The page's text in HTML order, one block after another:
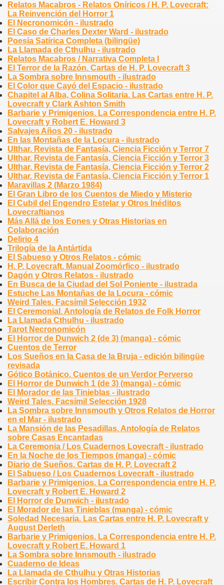
Relatos Macabros - Relatos Oníricos / H. P. Lovecraft:
La Reinvención del Horror 1
El Necronomicón - ilustrado
El Caso de Charles Dexter Ward - ilustrado
Poesía Satírica Completa (bilingüe)
La Llamada de Cthulhu - ilustrado
Relatos Macabros / Narrativa Completa I
El Terror de la Razón. Cartas de H. P. Lovecraft 3
La Sombra sobre Innsmouth - ilustrado
El Color que Cayó del Espacio - ilustrado
Chapitel al Alba, Colina Solitaria. Las Cartas entre H. P.
Lovecraft y Clark Ashton Smith
Barbarie y Primigenios. La Correspondencia entre H. P.
Lovecraft y Robert E. Howard 3
Salvajes Años 20 - ilustrado
En las Montañas de la Locura - ilustrado
Ulthar. Revista de Fantasía, Ciencia Ficción y Terror 7
Ulthar. Revista de Fantasía, Ciencia Ficción y Terror 3
Ulthar. Revista de Fantasía, Ciencia Ficción y Terror 2
Ulthar. Revista de Fantasía, Ciencia Ficción y Terror 1
Maravillas 2 (Marzo 1984)
El Gran Libro de los Cuentos de Miedo y Misterio
El Cubil del Engendro Estelar y Otros Inéditos
Lovecraftianos
Más Allá de los Eones y Otras Historias en
Colaboración
Delirio 4
Trilogía de la Antártida
El Sabueso y Otros Relatos - cómic
H. P. Lovecraft. Manual Zoomórfico - ilustrado
Dagón y Otros Relatos - ilustrado
En Busca de la Ciudad del Sol Poniente - ilustrada
Estuche Las Montañas de la Locura - cómic
Weird Tales. Facsímil Selección 1932
El Ceremonial. Antología de Relatos de Folk Horror
La Llamada Cthulhu - ilustrado
Tarot Necronomicón
El Horror de Dunwich 2 (de 3) (manga) - cómic
Cuentos de Terror
Los Sueños en la Casa de la Bruja - edición bilingüe
revisada
Gótico Botánico. Cuentos de un Verdor Perverso
El Horror de Dunwich 1 (de 3) (manga) - cómic
El Morador de las Tinieblas - ilustrado
Weird Tales. Facsímil Selección 1928
La Sombra sobre Innsmouth y Otros Relatos de Horror
en el Mar - ilustrado
La Mansión de las Pesadillas. Antología de Relatos
sobre Casas Encantadas
La Ceremonia / Los Cuadernos Lovecraft - ilustrado
En la Noche de los Tiempos (manga) - cómic
Diario de Sueños. Cartas de H. P. Lovecraft 2
El Sabueso / Los Cuadernos Lovecraft - ilustrado
Barbarie y Primigenios. La Correspondencia entre H. P.
Lovecraft y Robert E. Howard 2
El Horror de Dunwich - ilustrado
El Morador de las Tinieblas (manga) - cómic
Soledad Necesaria. Las Cartas entre H. P. Lovecraft y
August Derleth
Barbarie y Primigenios. La Correspondencia entre H. P.
Lovecraft y Robert E. Howard 1
La Sombra sobre Innsmouth - ilustrado
Cuaderno de Ideas
La Llamada de Cthulhu y Otras Historias
Escribir Contra los Hombres. Cartas de H. P. Lovecraft